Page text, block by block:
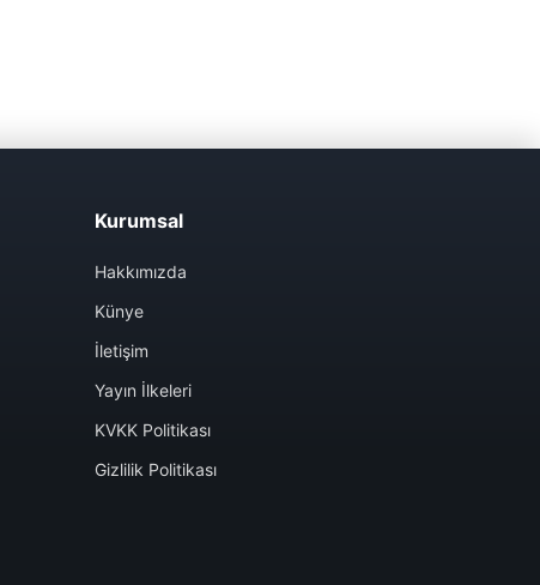
Kurumsal
Hakkımızda
Künye
İletişim
Yayın İlkeleri
KVKK Politikası
Gizlilik Politikası